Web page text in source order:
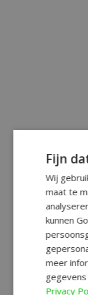
Fijn
Wij
maat te
kunnen
meer
Privacy